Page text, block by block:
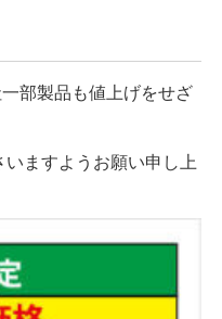
部製品も値上げをせざ
ますようお願い申し上